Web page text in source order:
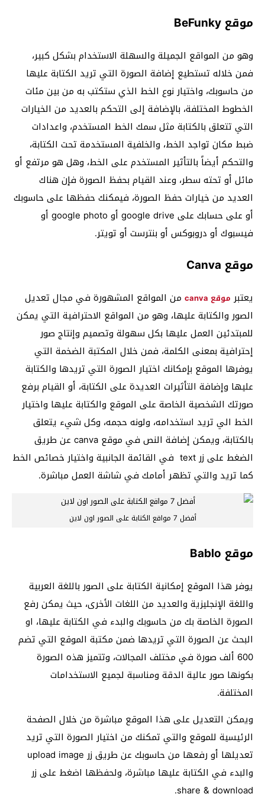
موقع BeFunky
وهو من المواقع الجميلة والسهلة الاستخدام بشكل كبير،
فمن خلاله تستطيع إضافة الصورة التي تريد الكتابة عليها
من حاسوبك، واختيار نوع الخط الذي ستكتب به من بين مئات
الخطوط المختلفة، بالإضافة إلى التحكم بالعديد من الخيارات
التي تتعلق بالكتابة مثل سمك الخط المستخدم، واعدادات
ضبط مكان تواجد الخط، والخلفية المستخدمة تحت الكتابة،
والتحكم أيضاً بالتأثير المستخدم على الخط، وهل هو مرتفع أو
مائل أو تحته سطر، وعند القيام بحفظ الصورة فإن هناك
العديد من خيارات حفظ الصورة، فيمكنك حفظها على حاسوبك
أو على حسابك على google drive أو google photo أو
فيسبوك أو دروبوكس أو بنترست أو تويتر.
موقع Canva
يعتبر موقع canva
من المواقع المشهورة في مجال تعديل
الصور والكتابة عليها، وهو من المواقع الاحترافية التي يمكن
للمبتدئين العمل عليها بكل سهولة وتصميم وإنتاج صور
إحترافية بمعنى الكلمة، فمن خلال المكتبة الضخمة التي
يوفرها الموقع بإمكانك اختيار الصورة التي تريدها والكتابة
عليها وإضافة التأثيرات العديدة على الكتابة، أو القيام برفع
صورتك الشخصية الخاصة على الموقع والكتابة عليها واختيار
الخط الي تريد استخدامه، ولونه حجمه، وكل شيء يتعلق
بالكتابة، ويمكن إضافة النص في موقع canva عن طريق
الضغط على زر text في القائمة الجانبية واختيار خصائص الخط
كما تريد والتي تظهر أمامك في شاشة العمل مباشرة.
أفضل 7 مواقع الكتابة على الصور اون لاين
موقع Bablo
يوفر هذا الموقع إمكانية الكتابة على الصور باللغة العربية
واللغة الإنجليزية والعديد من اللغات الأخرى، حيث يمكن رفع
الصورة الخاصة بك من حاسوبك والبدء في الكتابة عليها، او
البحث عن الصورة التي تريدها ضمن مكتبة الموقع التي تضم
600 ألف صورة في مختلف المجالات، وتتميز هذه الصورة
بكونها صور عالية الدقة ومناسبة لجميع الاستخدامات
المختلفة.
ويمكن التعديل على هذا الموقع مباشرة من خلال الصفحة
الرئيسية للموقع والتي تمكنك من اختيار الصورة التي تريد
تعديلها أو رفعها من حاسوبك عن طريق زر upload image
والبدء في الكتابة عليها مباشرة، ولحفظها اضغط على زر
share & download.